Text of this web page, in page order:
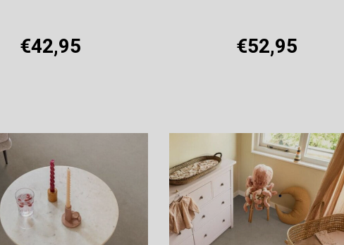
€42,95 €52,95